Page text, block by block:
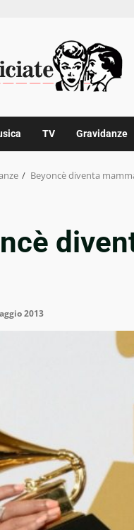
TV Gravidanze
Beyoncè diventa
2013